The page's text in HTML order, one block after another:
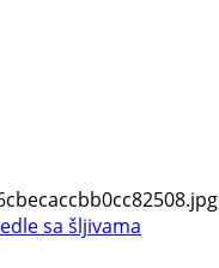
sa šljivama